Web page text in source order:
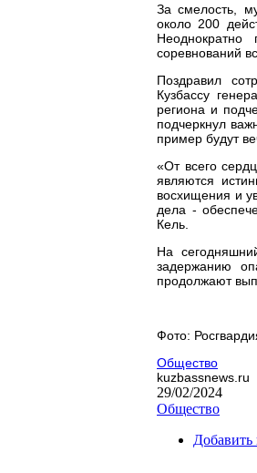
За смелость,
около 200
Неоднократно
соревнований
Поздравил
Кузбассу
региона и
подчеркнул
пример будут
«От всего
являются
восхищения и
дела -
Кель.
На
задержанию
продолжают
Фото:
Общество
kuzbassnews.ru
29/02/2024
Общество
Добавить